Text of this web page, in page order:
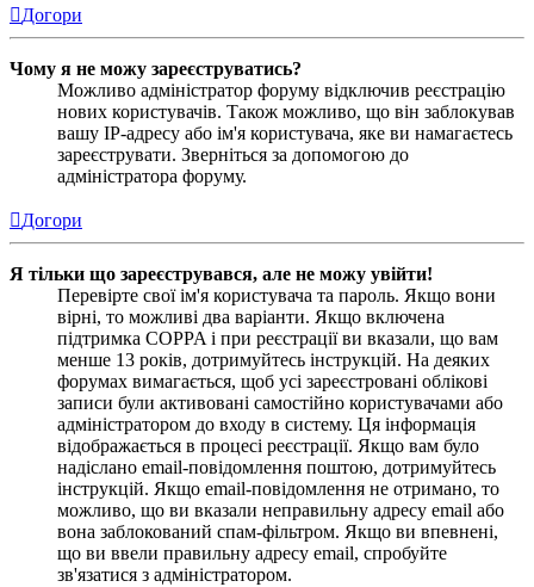
Догори
Чому я не можу зареєструватись?
Можливо адміністратор форуму відключив реєстрацію
нових користувачів. Також можливо, що він заблокував
вашу IP-адресу або ім'я користувача, яке ви намагаєтесь
зареєструвати. Зверніться за допомогою до
адміністратора форуму.
Догори
Я тільки що зареєструвався, але не можу увійти!
Перевірте свої ім'я користувача та пароль. Якщо вони
вірні, то можливі два варіанти. Якщо включена
підтримка COPPA і при реєстрації ви вказали, що вам
менше 13 років, дотримуйтесь інструкцій. На деяких
форумах вимагається, щоб усі зареєстровані облікові
записи були активовані самостійно користувачами або
адміністратором до входу в систему. Ця інформація
відображається в процесі реєстрації. Якщо вам було
надіслано email-повідомлення поштою, дотримуйтесь
інструкцій. Якщо email-повідомлення не отримано, то
можливо, що ви вказали неправильну адресу email або
вона заблокований спам-фільтром. Якщо ви впевнені,
що ви ввели правильну адресу email, спробуйте
зв'язатися з адміністратором.